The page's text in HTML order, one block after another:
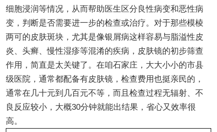
细胞浸润等情况，从而帮助医生区分良性病变和恶性病
变，判断是否需要进一步的检查或治疗。对于那些模棱
两可的皮肤斑块，尤其是像银屑病这样容易与脂溢性皮
炎、头癣、慢性湿疹等混淆的疾病，皮肤镜的初步筛查
作用，简直是太关键了。在咱石家庄，大大小小的市县
级医院，通常都配备有皮肤镜，检查费用也挺亲民的，
通常在几十元到几百元不等，而且检查过程无辐射、不
良反应较小，大概30分钟就能出结果，省心又效率很
高。